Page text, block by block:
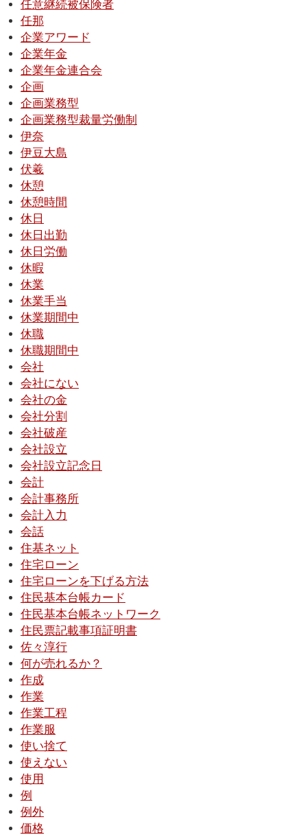
任意継続被保険者
任那
企業アワード
企業年金
企業年金連合会
企画
企画業務型
企画業務型裁量労働制
伊奈
伊豆大島
伏羲
休憩
休憩時間
休日
休日出勤
休日労働
休暇
休業
休業手当
休業期間中
休職
休職期間中
会社
会社にない
会社の金
会社分割
会社破産
会社設立
会社設立記念日
会計
会計事務所
会計入力
会話
住基ネット
住宅ローン
住宅ローンを下げる方法
住民基本台帳カード
住民基本台帳ネットワーク
住民票記載事項証明書
佐々淳行
何が売れるか？
作成
作業
作業工程
作業服
使い捨て
使えない
使用
例
例外
価格